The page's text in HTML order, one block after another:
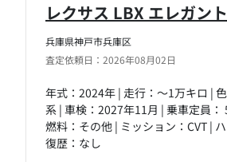
兵庫県神戸市兵庫区
査定依頼日：2026年08月02日
レクサス LBX エレガント
年式：2024年 | 走行：～1万キロ |
系 | 車検：2027年11月 | 乗車定員：
燃料：その他 | ミッション：CVT |
復歴：なし